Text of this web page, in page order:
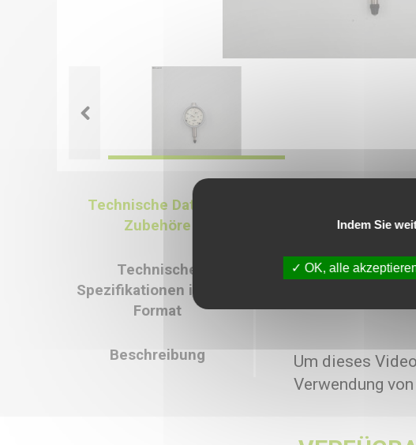
Indem Sie
OK, alle
Technische Daten &
Zubehöre
- Messbereich : 0 - 5 [mm]
Technische
Spezifikationen in PDF-
Format
Beschreibung
Um dieses
Verwendung